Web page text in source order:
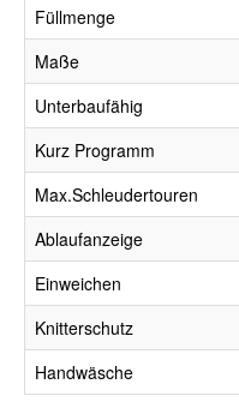
Füllmenge
Maße
Unterbaufähig
Kurz Programm
Max.Schleudertouren
Ablaufanzeige
Einweichen
Knitterschutz
Handwäsche